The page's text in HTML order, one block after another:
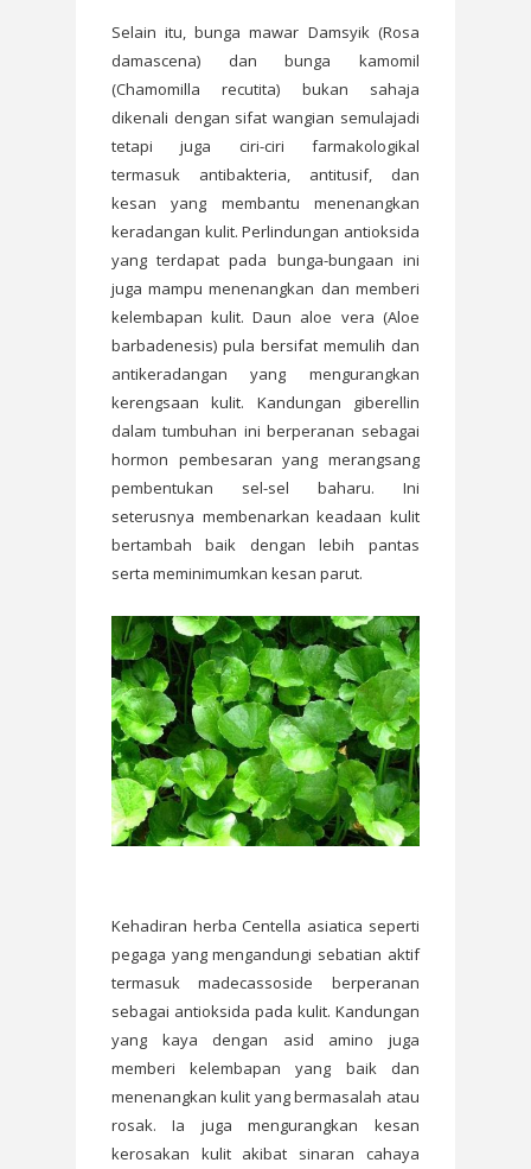
Selain itu, bunga mawar Damsyik (Rosa
damascena) dan bunga kamomil
(Chamomilla recutita) bukan sahaja
dikenali dengan sifat wangian semulajadi
tetapi juga ciri-ciri farmakologikal
termasuk antibakteria, antitusif, dan
kesan yang membantu menenangkan
keradangan kulit. Perlindungan antioksida
yang terdapat pada bunga-bungaan ini
juga mampu menenangkan dan memberi
kelembapan kulit. Daun aloe vera (Aloe
barbadenesis) pula bersifat memulih dan
antikeradangan yang mengurangkan
kerengsaan kulit. Kandungan giberellin
dalam tumbuhan ini berperanan sebagai
hormon pembesaran yang merangsang
pembentukan sel-sel baharu. Ini
seterusnya membenarkan keadaan kulit
bertambah baik dengan lebih pantas
serta meminimumkan kesan parut.
Kehadiran herba Centella asiatica seperti
pegaga yang mengandungi sebatian aktif
termasuk madecassoside berperanan
sebagai antioksida pada kulit. Kandungan
yang kaya dengan asid amino juga
memberi kelembapan yang baik dan
menenangkan kulit yang bermasalah atau
rosak. Ia juga mengurangkan kesan
kerosakan kulit akibat sinaran cahaya